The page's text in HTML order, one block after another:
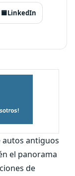
🟦LinkedIn
autos antiguos
el panorama
de